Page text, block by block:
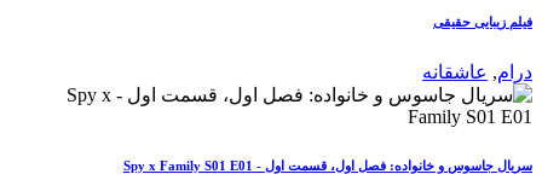
فیلم زیبایی حقیقی
درام, عاشقانه
سریال جاسوس و خانواده: فصل اول، قسمت اول - Spy x Family S01 E01